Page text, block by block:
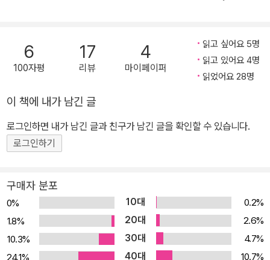
일본미의 해답을 보여주는 유서 깊은 명소와 다양한 문화적 체험이
있기 때문이다. 유홍준 교수는 1천년간 수도의 지위를 지켜온 교토에
해도 과언이 아니라고 말한다. 유네스코 세계유산에 등재된 사찰만 1
3곳이며, 신사가 3곳, 성이 1곳으로 모두 17곳에 달한다. 그러나 역설
적으로 교토는 문화유산이 너무 많기 때문에 여행자를 힘들게 한다.
여행자라면 꼭 즐겨야 할 핵심 명소들을 소개하고 일본의 언어·역사·
문화가 낯선 여행자들에게 필요한 예비지식을 전해 실질적인 도움이
되고자 했다. 유홍준의 ‘답사기’답게 책을 펼치지 않으면 영원히 모를
문화사적 지식과, 여행을 떠나지 않으면 도저히 느낄 수 없는 교토의
6
100자평
17
리뷰
4
마이페이퍼
읽고 싶어요 5명
읽고 있어요 4명
읽었어요 28명
이 책에 내가 남긴 글
로그인하면 내가 남긴 글과 친구가 남긴 글을 확인할 수 있습니다.
로그인하기
구매자 분포
0% 10대
0.2%
1.8%
20대
2.6%
10.3%
30대
4.7%
24.1%
40대 10.7%